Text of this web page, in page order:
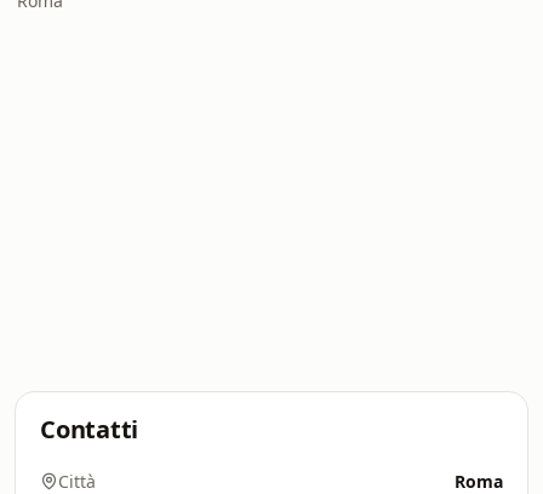
Contatti
Città Roma